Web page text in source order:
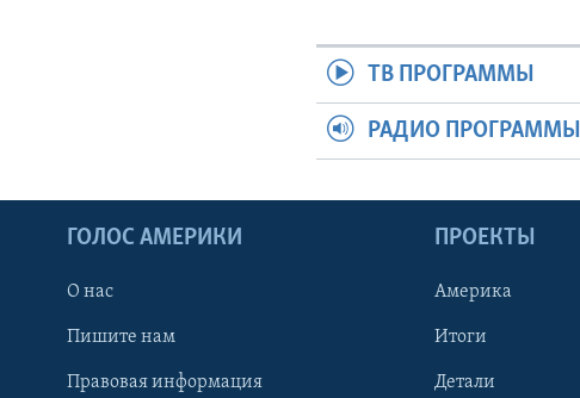
ТВ ПРОГРАММЫ
РАДИО ПРОГРАММЫ
ГОЛОС АМЕРИКИ
О нас
Пишите нам
Правовая информация
ПРОЕКТЫ
Америка
Итоги
Детали